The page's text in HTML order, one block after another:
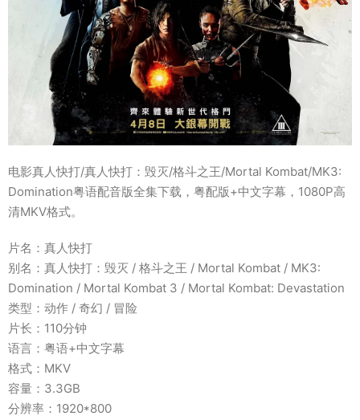
电影真人快打/真人快打：毁灭/格斗之王/Mortal Kombat/MK3:
Domination粤语配音版全集下载，粤配版+中文字幕，1080P高
清MKV格式。
片名：真人快打
别名：真人快打：毁灭 / 格斗之王 / Mortal Kombat / MK3:
Domination / Mortal Kombat 3 / Mortal Kombat: Devastation
类型：动作 / 奇幻 / 冒险
片长：110分钟
语言：粤语+中文字幕
格式：MKV
容量：3.3GB
分辨率：1920*800